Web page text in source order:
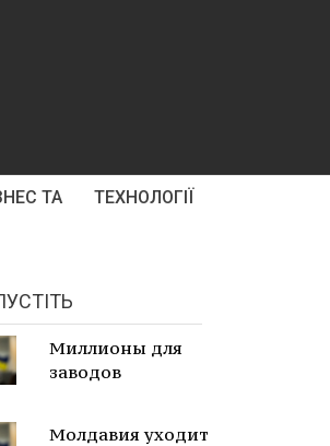
ТА
ТЕХНОЛОГІЇ
Миллионы для
заводов
Молдавия уходит